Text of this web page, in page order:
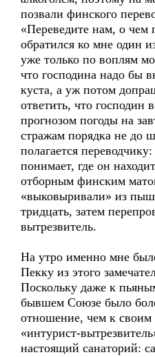
позвали финского
«Переведите нам, о чем
обратился ко мне один
уже только по воплям
что господина надо бы
куста, а уж потом
ответить, что господин
прогнозом погоды на
стражам порядка не до
полагается
понимает, где он
отборным финским
«выковыривали» из
тридцать, затем
вытрезвитель.
На утро именно мне
Пекку из этого
Поскольку даже к
бывшем Союзе было
отношение, чем к своим
«интурист-
настоящий санаторий: